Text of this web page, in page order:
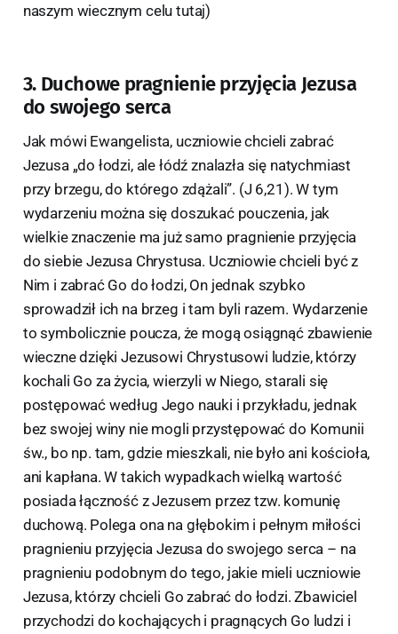
naszym wiecznym celu tutaj)
3. Duchowe pragnienie przyjęcia Jezusa
do swojego serca
Jak mówi Ewangelista, uczniowie chcieli zabrać
Jezusa „do łodzi, ale łódź znalazła się natychmiast
przy brzegu, do którego zdążali”. (J 6,21). W tym
wydarzeniu można się doszukać pouczenia, jak
wielkie znaczenie ma już samo pragnienie przyjęcia
do siebie Jezusa Chrystusa. Uczniowie chcieli być z
Nim i zabrać Go do łodzi, On jednak szybko
sprowadził ich na brzeg i tam byli razem. Wydarzenie
to symbolicznie poucza, że mogą osiągnąć zbawienie
wieczne dzięki Jezusowi Chrystusowi ludzie, którzy
kochali Go za życia, wierzyli w Niego, starali się
postępować według Jego nauki i przykładu, jednak
bez swojej winy nie mogli przystępować do Komunii
św., bo np. tam, gdzie mieszkali, nie było ani kościoła,
ani kapłana. W takich wypadkach wielką wartość
posiada łączność z Jezusem przez tzw. komunię
duchową. Polega ona na głębokim i pełnym miłości
pragnieniu przyjęcia Jezusa do swojego serca – na
pragnieniu podobnym do tego, jakie mieli uczniowie
Jezusa, którzy chcieli Go zabrać do łodzi. Zbawiciel
przychodzi do kochających i pragnących Go ludzi i